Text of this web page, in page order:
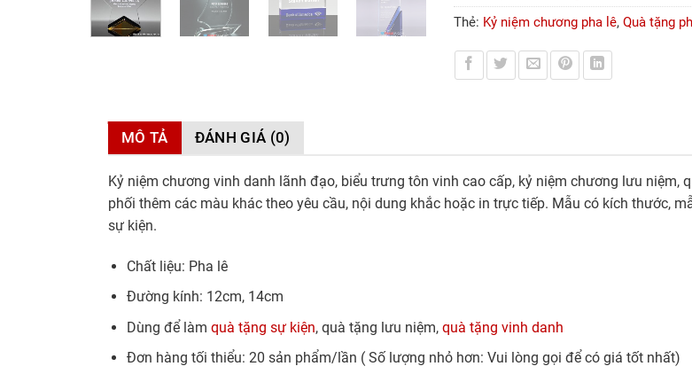
Thẻ: Kỷ niệm chương pha lê, Quà tặng
MÔ TẢ ĐÁNH GIÁ (0)
Kỷ niệm chương vinh danh lãnh đạo, biểu trưng tôn vinh cao cấp, kỷ niệm chương lưu
phối thêm các màu khác theo yêu cầu, nội dung khắc hoặc in trực tiếp. Mẫu có kích thước,
sự kiện.
Chất liệu: Pha lê
Đường kính: 12cm, 14cm
Dùng để làm quà tặng sự kiện, quà tặng lưu niệm, quà tặng vinh danh
Đơn hàng tối thiểu: 20 sản phẩm/lần ( Số lượng nhỏ hơn: Vui lòng gọi để có giá tốt nhất)